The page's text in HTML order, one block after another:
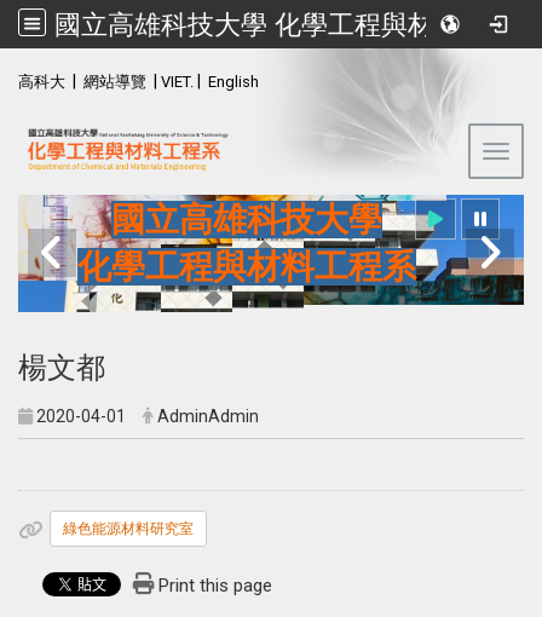
國立高雄科技大學 化學工程與材料工程系
高科大 網站導覽 VIET. English
國立高雄科技大學
化學工程與材料工程系
楊文都
2020-04-01 AdminAdmin
綠色能源材料研究室
Print this page